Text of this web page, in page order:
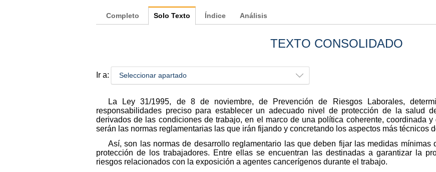
Completo Solo Texto Índice Análisis
TEXTO CONSOLIDADO
Ir a: Seleccionar apartado
La Ley 31/1995, de 8 de noviembre, de Prevención de Riesgos Laborales,
responsabilidades preciso para establecer un adecuado nivel de protección de la salud
derivados de las condiciones de trabajo, en el marco de una política coherente, coordinada
serán las normas reglamentarias las que irán fijando y concretando los aspectos más técnicos
Así, son las normas de desarrollo reglamentario las que deben fijar las medidas mínimas
protección de los trabajadores. Entre ellas se encuentran las destinadas a garantizar la
riesgos relacionados con la exposición a agentes cancerígenos durante el trabajo.